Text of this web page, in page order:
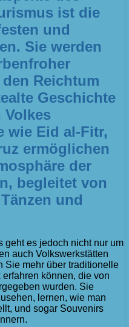
ist die
und
Sie werden
Reichtum
Geschichte
Volkes
wie Eid al-Fitr,
ermöglichen
der
begleitet von
und
geht es jedoch nicht nur um
auch Volkswerkstätten
Sie mehr über traditionelle
können, die von
wurden. Sie
lernen, wie man
und sogar Souvenirs